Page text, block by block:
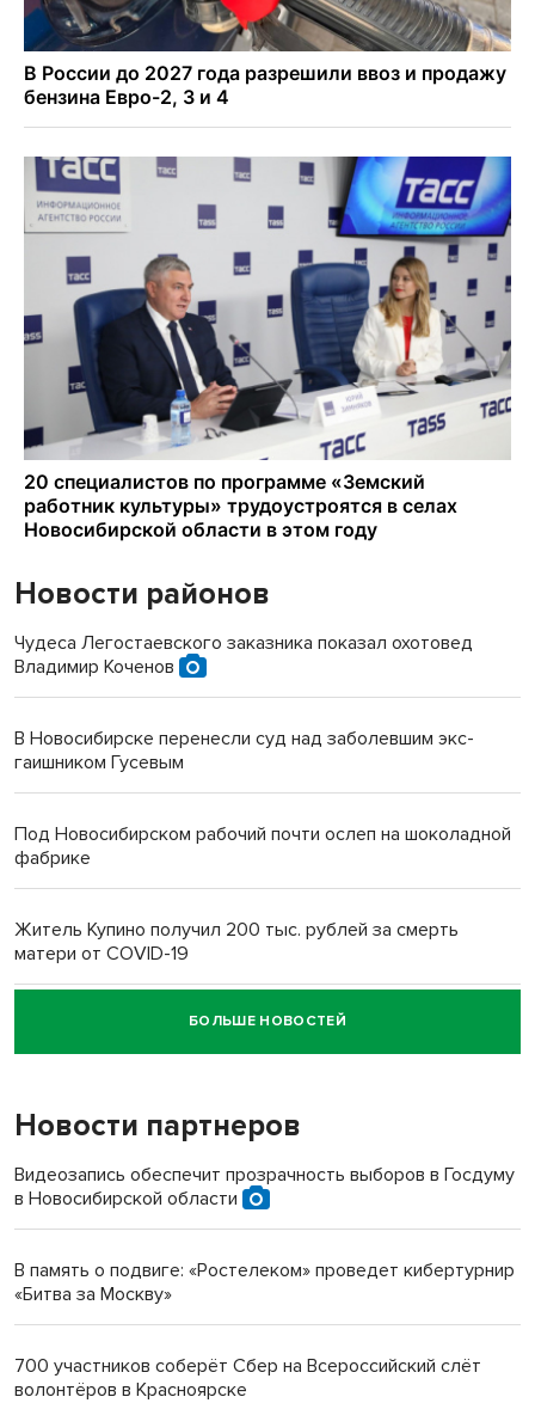
Новости районов
Чудеса Легостаевского заказника показал охотовед
Владимир Коченов
В Новосибирске перенесли суд над заболевшим экс-
гаишником Гусевым
Под Новосибирском рабочий почти ослеп на шоколадной
фабрике
Житель Купино получил 200 тыс. рублей за смерть
матери от COVID-19
Новосибирский суд наказал водителя за смерть
пенсионерки на вокзале
БОЛЬШЕ НОВОСТЕЙ
Новости партнеров
Видеозапись обеспечит прозрачность выборов в Госдуму
в Новосибирской области
В память о подвиге: «Ростелеком» проведет кибертурнир
«Битва за Москву»
700 участников соберёт Сбер на Всероссийский слёт
волонтёров в Красноярске